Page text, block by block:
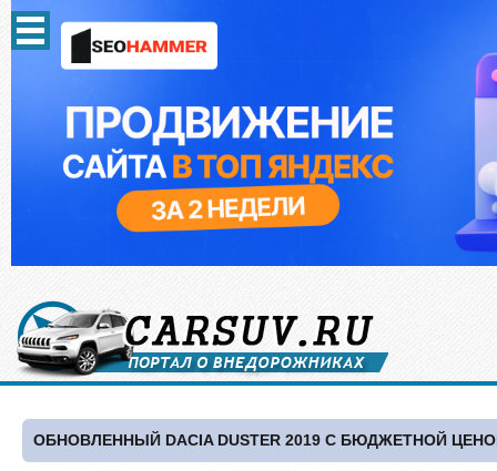
ОБНОВЛЕННЫЙ DACIA DUSTER 2019 С БЮДЖЕТНОЙ